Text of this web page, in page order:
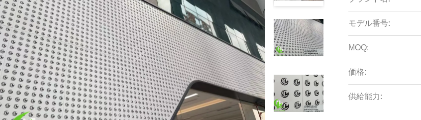
モデル番号:
MOQ:
価格:
供給能力: